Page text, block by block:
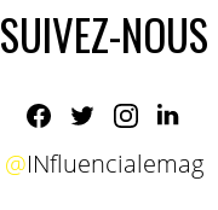
SUIVEZ-NOUS
@INfluencialemag